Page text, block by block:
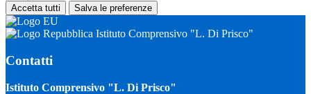
Accetta tutti Salva le preferenze
Istituto Comprensivo "L. Di Prisco"
Contatti
Istituto Comprensivo "L. Di Prisco"